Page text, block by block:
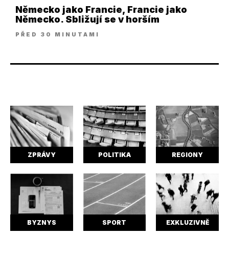
Německo jako Francie, Francie jako
Německo. Sbližují se v horším
PŘED 30 MINUTAMI
ZPRÁVY POLITIKA REGIONY
BYZNYS SPORT EXKLUZIVNĚ